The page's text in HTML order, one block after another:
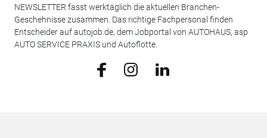
NEWSLETTER fasst werktäglich die aktuellen Branchen-
Geschehnisse zusammen. Das richtige Fachpersonal finden
Entscheider auf autojob.de, dem Jobportal von AUTOHAUS, asp
AUTO SERVICE PRAXIS und Autoflotte.